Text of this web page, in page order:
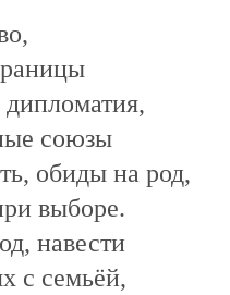
союзы
обиды на род,
выборе.
навести
с семьёй,